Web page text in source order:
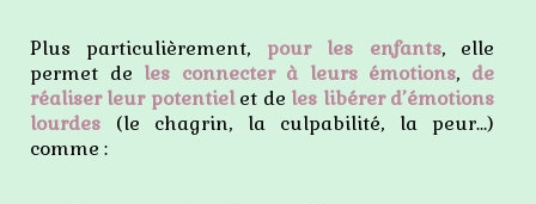
Plus particulièrement, pour les enfants, elle
permet de les connecter à leurs émotions, de
réaliser leur potentielet de les libérer d’émotions
lourdes (le chagrin, la culpabilité, la peur…)
comme :